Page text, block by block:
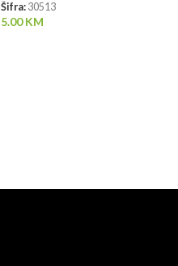
Šifra: 30513
5.00KM